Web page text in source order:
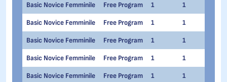
Basic Novice Femminile Free Program 1 1
Basic Novice Femminile Free Program 1 1
Basic Novice Femminile Free Program 1 1
Basic Novice Femminile Free Program 1 1
Basic Novice Femminile Free Program 1 1